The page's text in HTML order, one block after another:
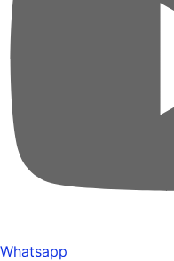
Whatsapp